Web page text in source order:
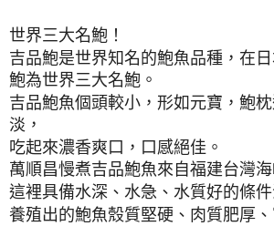
世界三大名鮑！
吉品鮑是世界知名的鮑魚品種，在
鮑為世界三大名鮑。
吉品鮑魚個頭較小，形如元寶，鮑
淡，
吃起來濃香爽口，口感絕佳。
萬順昌慢煮吉品鮑魚來自福建台灣海
這裡具備水深、水急、水質好的條件
養殖出的鮑魚殼質堅硬、肉質肥厚